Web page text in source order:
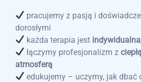
pracujemy z pasją i
dorosłymi
każda terapia jest indywidualna
łączymy profesjonalizm z
atmosferą
edukujemy – uczymy, jak dbać